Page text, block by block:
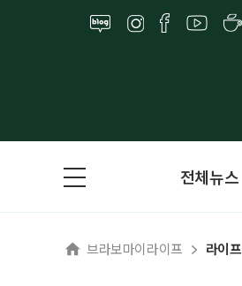
전체뉴스
브라보마이라이프 라이프